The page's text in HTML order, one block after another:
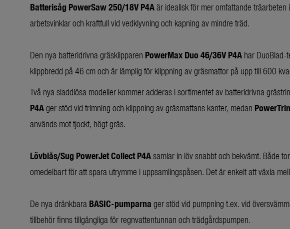
Batterisåg PowerSaw 250/18V P4Aär idealisk för mer omfattande
arbetsvinklar och kraftfull vid vedklyvning och kapning av mindre träd.
Den nya batteridrivna gräsklipparen PowerMax Duo 46/36V P4A har DuoBlad-
klippbredd på 46 cm och är lämplig för klippning av gräsmattor på upp till 600
Två nya sladdlösa modeller kommer adderas i sortimentet av batteridrivna
P4Ager stöd vid trimning och klippning av gräsmattans kanter, medan
används mot tjockt, högt gräs.
Lövblås/Sug PowerJet Collect P4Asamlar in löv snabbt och bekvämt. Både
omedelbart för att spara utrymme i uppsamlingspåsen. Det är enkelt att växla
De nya dränkbara BASIC-pumparna ger stöd vid pumpning t.ex. vid
tillbehör finns tillgängliga för regnvattentunnan och trädgårdspumpen.